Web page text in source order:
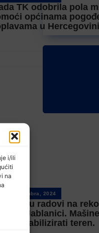
i/ili
na
TK odobrila pola
općinama
u Hercegovini
10 Decembra, 2024
radovi na
u Jablanici.
će stabilizirati teren.